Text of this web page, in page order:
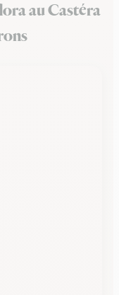
au Castéra